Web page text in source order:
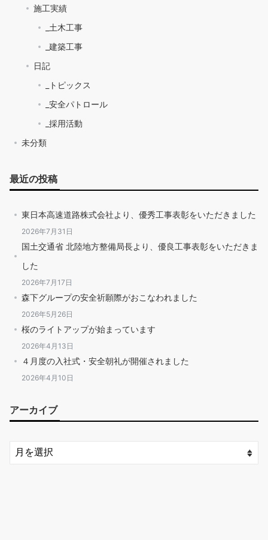
施工実績
_土木工事
_建築工事
日記
_トピックス
_安全パトロール
_採用活動
未分類
最近の投稿
東日本高速道路株式会社より、優秀工事表彰をいただきました
2026年7月31日
国土交通省 北陸地方整備局長より、優良工事表彰をいただきま
した
2026年7月17日
森下グループの安全祈願際がおこなわれました
2026年5月26日
桜のライトアップが始まっています
2026年4月13日
４月度の入社式・安全朝礼が開催されました
2026年4月10日
アーカイブ